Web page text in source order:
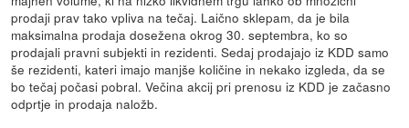
prodaji prav tako vpliva na tečaj. Laično sklepam, da je bila
maksimalna prodaja dosežena okrog 30. septembra, ko so
prodajali pravni subjekti in rezidenti. Sedaj prodajajo iz KDD samo
še rezidenti, kateri imajo manjše količine in nekako izgleda, da se
bo tečaj počasi pobral. Večina akcij pri prenosu iz KDD je začasno
odprtje in prodaja naložb.